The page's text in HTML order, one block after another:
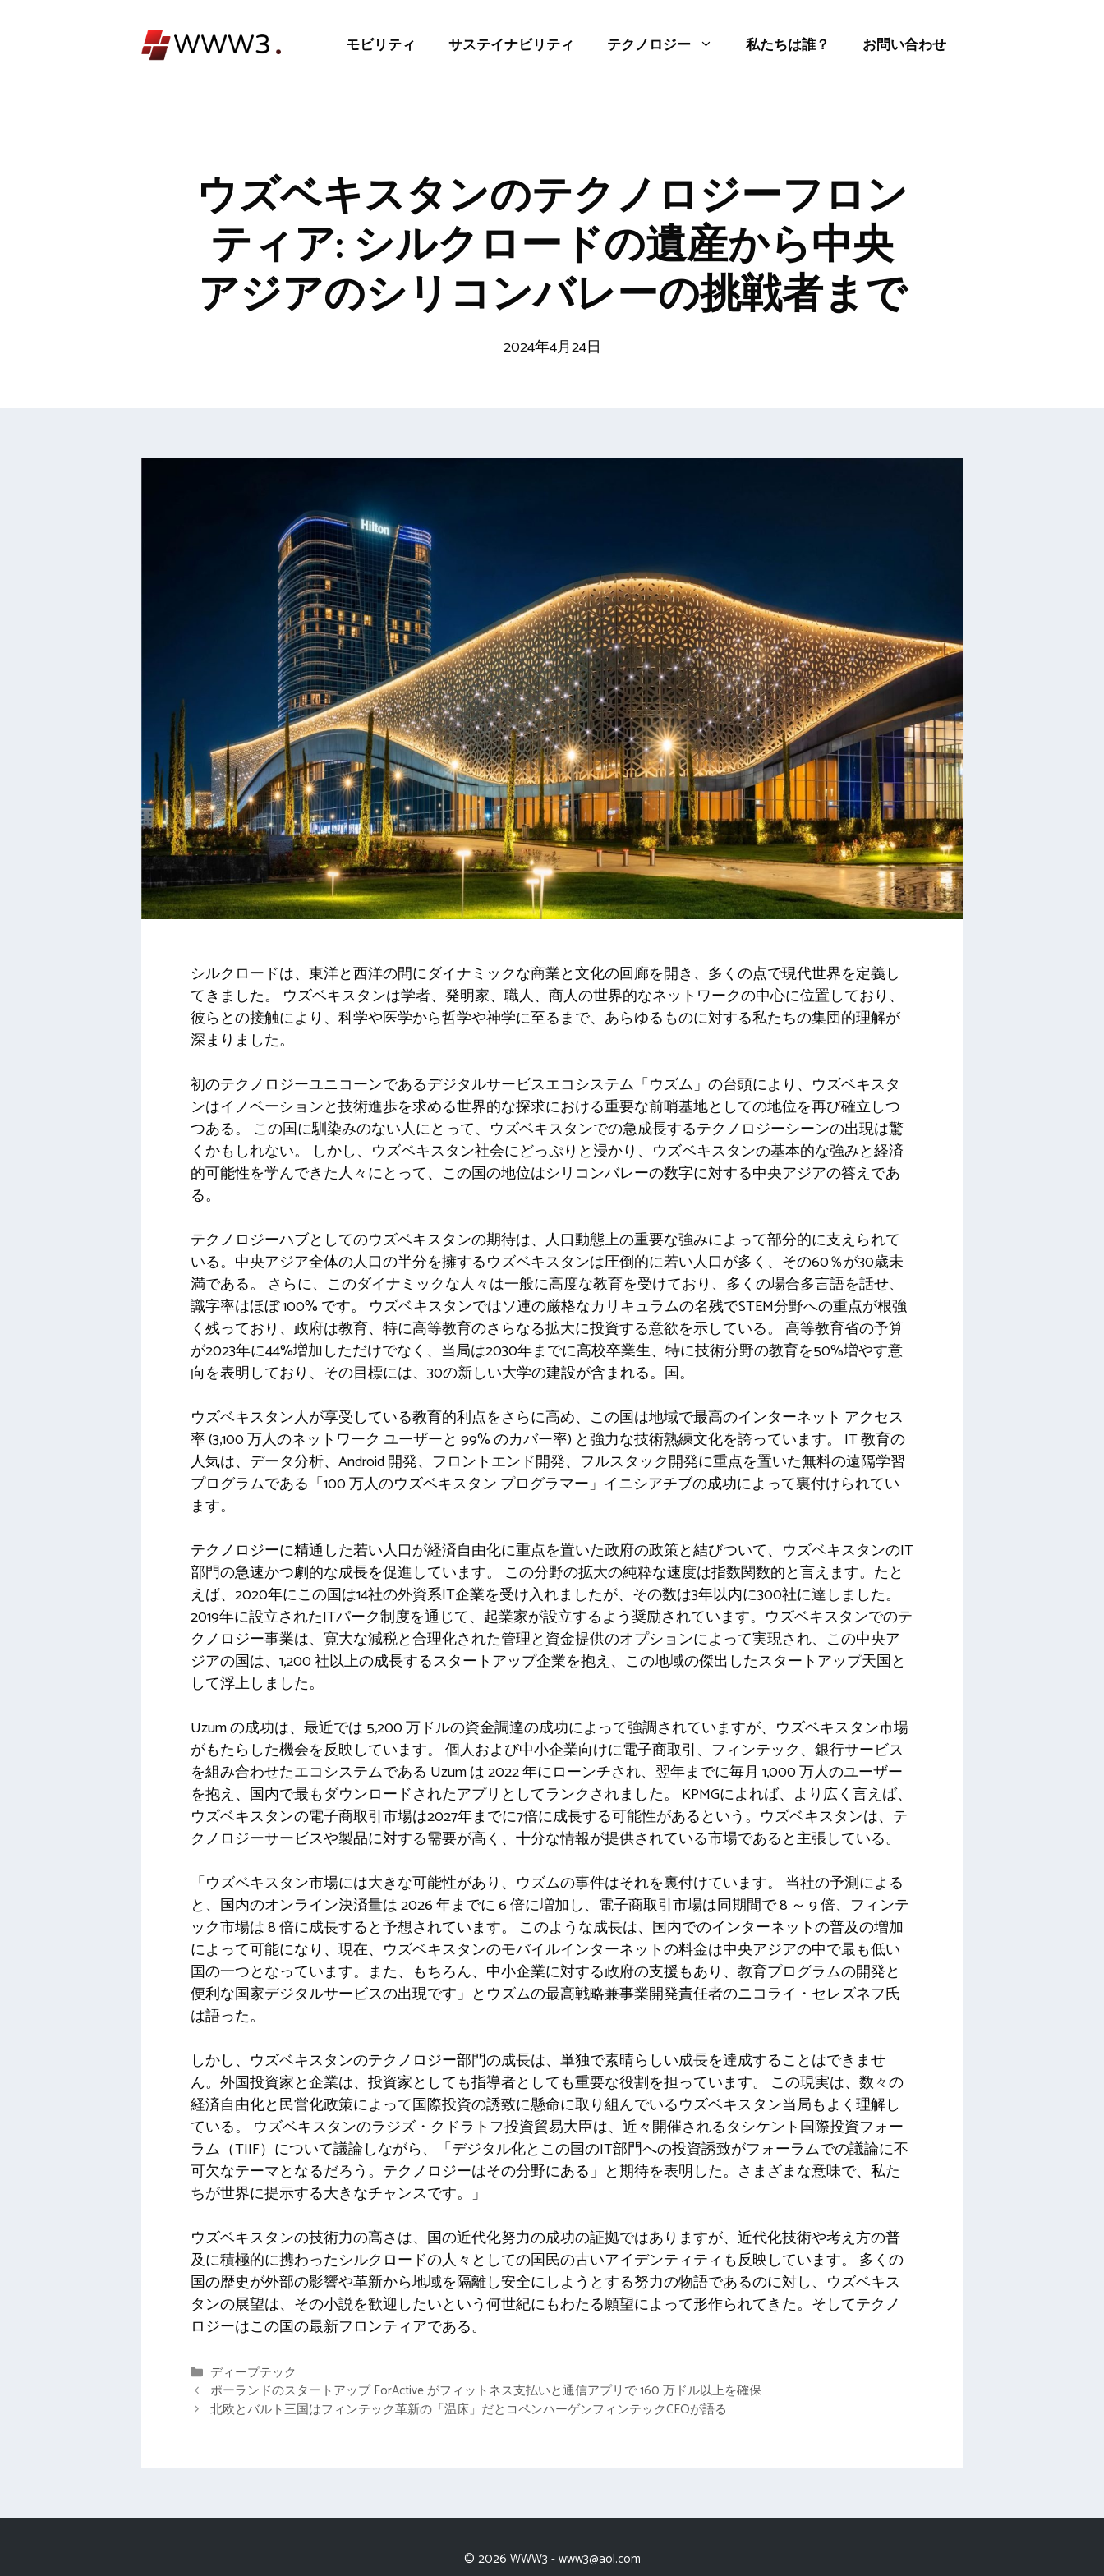
モビリティ サステイナビリティ テクノロジー 私たちは誰？ お問い合わせ
ウズベキスタンのテクノロジーフロン
ティア: シルクロードの遺産から中央
アジアのシリコンバレーの挑戦者まで
2024年4月24日
シルクロードは、東洋と西洋の間にダイナミックな商業と文化の回廊を開き、多くの点で現代世界を定義し
てきました。 ウズベキスタンは学者、発明家、職人、商人の世界的なネットワークの中心に位置しており、
彼らとの接触により、科学や医学から哲学や神学に至るまで、あらゆるものに対する私たちの集団的理解が
深まりました。
初のテクノロジーユニコーンであるデジタルサービスエコシステム「ウズム」の台頭により、ウズベキスタ
ンはイノベーションと技術進歩を求める世界的な探求における重要な前哨基地としての地位を再び確立しつ
つある。 この国に馴染みのない人にとって、ウズベキスタンでの急成長するテクノロジーシーンの出現は驚
くかもしれない。 しかし、ウズベキスタン社会にどっぷりと浸かり、ウズベキスタンの基本的な強みと経済
的可能性を学んできた人々にとって、この国の地位はシリコンバレーの数字に対する中央アジアの答えであ
る。
テクノロジーハブとしてのウズベキスタンの期待は、人口動態上の重要な強みによって部分的に支えられて
いる。中央アジア全体の人口の半分を擁するウズベキスタンは圧倒的に若い人口が多く、その60％が30歳未
満である。 さらに、このダイナミックな人々は一般に高度な教育を受けており、多くの場合多言語を話せ、
識字率はほぼ 100% です。 ウズベキスタンではソ連の厳格なカリキュラムの名残でSTEM分野への重点が根強
く残っており、政府は教育、特に高等教育のさらなる拡大に投資する意欲を示している。 高等教育省の予算
が2023年に44%増加しただけでなく、当局は2030年までに高校卒業生、特に技術分野の教育を50%増やす意
向を表明しており、その目標には、30の新しい大学の建設が含まれる。国。
ウズベキスタン人が享受している教育的利点をさらに高め、この国は地域で最高のインターネット アクセス
率 (3,100 万人のネットワーク ユーザーと 99% のカバー率) と強力な技術熟練文化を誇っています。 IT 教育の
人気は、データ分析、Android 開発、フロントエンド開発、フルスタック開発に重点を置いた無料の遠隔学習
プログラムである「100 万人のウズベキスタン プログラマー」イニシアチブの成功によって裏付けられてい
ます。
テクノロジーに精通した若い人口が経済自由化に重点を置いた政府の政策と結びついて、ウズベキスタンのIT
部門の急速かつ劇的な成長を促進しています。 この分野の拡大の純粋な速度は指数関数的と言えます。たと
えば、2020年にこの国は14社の外資系IT企業を受け入れましたが、その数は3年以内に300社に達しました。
2019年に設立されたITパーク制度を通じて、起業家が設立するよう奨励されています。ウズベキスタンでのテ
クノロジー事業は、寛大な減税と合理化された管理と資金提供のオプションによって実現され、この中央ア
ジアの国は、1,200 社以上の成長するスタートアップ企業を抱え、この地域の傑出したスタートアップ天国と
して浮上しました。
Uzum の成功は、最近では 5,200 万ドルの資金調達の成功によって強調されていますが、ウズベキスタン市場
がもたらした機会を反映しています。 個人および中小企業向けに電子商取引、フィンテック、銀行サービス
を組み合わせたエコシステムである Uzum は 2022 年にローンチされ、翌年までに毎月 1,000 万人のユーザー
を抱え、国内で最もダウンロードされたアプリとしてランクされました。 KPMGによれば、より広く言えば、
ウズベキスタンの電子商取引市場は2027年までに7倍に成長する可能性があるという。ウズベキスタンは、テ
クノロジーサービスや製品に対する需要が高く、十分な情報が提供されている市場であると主張している。
「ウズベキスタン市場には大きな可能性があり、ウズムの事件はそれを裏付けています。 当社の予測による
と、国内のオンライン決済量は 2026 年までに 6 倍に増加し、電子商取引市場は同期間で 8 ～ 9 倍、フィンテ
ック市場は 8 倍に成長すると予想されています。 このような成長は、国内でのインターネットの普及の増加
によって可能になり、現在、ウズベキスタンのモバイルインターネットの料金は中央アジアの中で最も低い
国の一つとなっています。また、もちろん、中小企業に対する政府の支援もあり、教育プログラムの開発と
便利な国家デジタルサービスの出現です」とウズムの最高戦略兼事業開発責任者のニコライ・セレズネフ氏
は語った。
しかし、ウズベキスタンのテクノロジー部門の成長は、単独で素晴らしい成長を達成することはできませ
ん。外国投資家と企業は、投資家としても指導者としても重要な役割を担っています。 この現実は、数々の
経済自由化と民営化政策によって国際投資の誘致に懸命に取り組んでいるウズベキスタン当局もよく理解し
ている。 ウズベキスタンのラジズ・クドラトフ投資貿易大臣は、近々開催されるタシケント国際投資フォー
ラム（TIIF）について議論しながら、「デジタル化とこの国のIT部門への投資誘致がフォーラムでの議論に不
可欠なテーマとなるだろう。テクノロジーはその分野にある」と期待を表明した。さまざまな意味で、私た
ちが世界に提示する大きなチャンスです。」
ウズベキスタンの技術力の高さは、国の近代化努力の成功の証拠ではありますが、近代化技術や考え方の普
及に積極的に携わったシルクロードの人々としての国民の古いアイデンティティも反映しています。 多くの
国の歴史が外部の影響や革新から地域を隔離し安全にしようとする努力の物語であるのに対し、ウズベキス
タンの展望は、その小説を歓迎したいという何世紀にもわたる願望によって形作られてきた。そしてテクノ
ロジーはこの国の最新フロンティアである。
カ
テ
ゴ
ディープテック
ポーランドのスタートアップ ForActive がフィットネス支払いと通信アプリで 160 万ドル以上を確保
北欧とバルト三国はフィンテック革新の「温床」だとコペンハーゲンフィンテックCEOが語る
© 2026 WWW3 -www3@aol.com